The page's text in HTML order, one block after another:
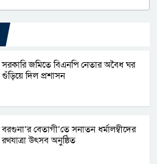
সরকারি জমিতে বিএনপি নেতার অবৈধ ঘর
গুঁড়িয়ে দিল প্রশাসন
বরগুনা’র বেতাগী’তে সনাতন ধর্মালম্বীদের
রথযাত্রা উৎসব অনুষ্ঠিত